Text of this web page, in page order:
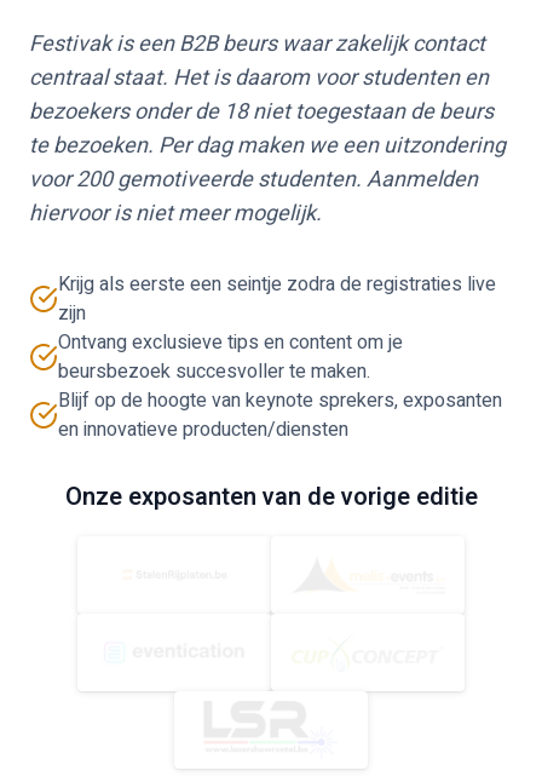
Festivak is een B2B beurs waar zakelijk contact
centraal staat. Het is daarom voor studenten en
bezoekers onder de 18 niet toegestaan de beurs
te bezoeken. Per dag maken we een uitzondering
voor 200 gemotiveerde studenten. Aanmelden
hiervoor is niet meer mogelijk.
Krijg als eerste een seintje zodra de registraties live
zijn
Ontvang exclusieve tips en content om je
beursbezoek succesvoller te maken.
Blijf op de hoogte van keynote sprekers, exposanten
en innovatieve producten/diensten
Onze exposanten van de vorige editie